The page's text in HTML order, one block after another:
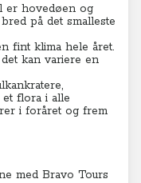
er hovedøen og
på det smalleste
fint klima hele året.
kan variere en
et flora i alle
i foråret og frem
med Bravo Tours